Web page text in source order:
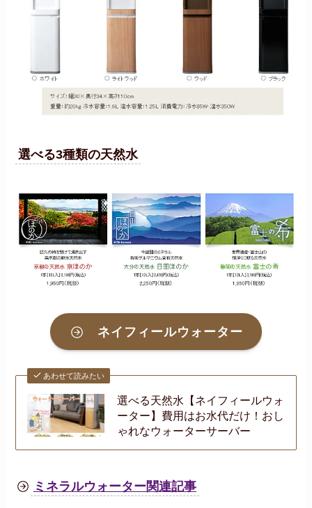
選べる3種類の天然水
ネイフィールウォーター
あわせて読みたい
選べる天然水【ネイフィールウォ
ーター】費用はお水代だけ！おし
ゃれなウォーターサーバー
ミネラルウォーター関連記事